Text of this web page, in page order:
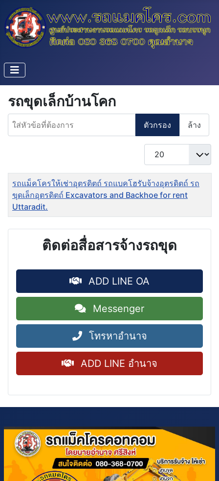
รถขุดเล็กบ้านโคก
ใส่หัวข้อที่ต้องการ
ตัวกรอง ล้าง
แสดง #
ชื่อ
รถแม็คโครให้เช่าอุตรดิตถ์ รถแบคโฮรับจ้างอุตรดิตถ์ รถ
ขุดเล็กอุตรดิตถ์ Excavators and Backhoe for rent
Uttaradit.
ติดต่อสื่อสารจ้างรถขุด
ADD LINE OA
Messenger
โทรหาอำนาจ
ADD LINE อำนาจ